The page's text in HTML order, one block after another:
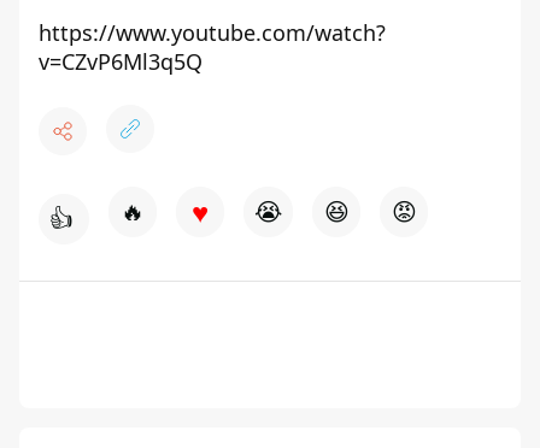
https://www.youtube.com/watch?
v=CZvP6Ml3q5Q
👍 🔥 ♥ 😭 😆 😡